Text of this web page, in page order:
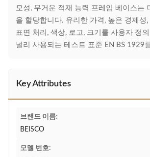
모성, 무거운 적재 능력 프레임 베이스는
을 할당합니다. 유리한 가격, 높은 경제성
표면 처리, 색상, 로고, 크기를 사용자 정
널리 사용되는 테스트 표준 EN BS 1929
Key Attributes
브랜드 이름:
BEISCO
모델 번호: